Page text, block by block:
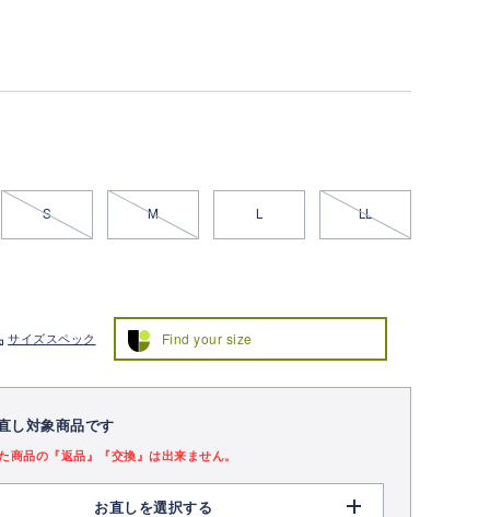
S M L LL
サイズスペック Find your size
し対象商品です
商品の『返品』『交換』は出来ません。
お直しを選択する